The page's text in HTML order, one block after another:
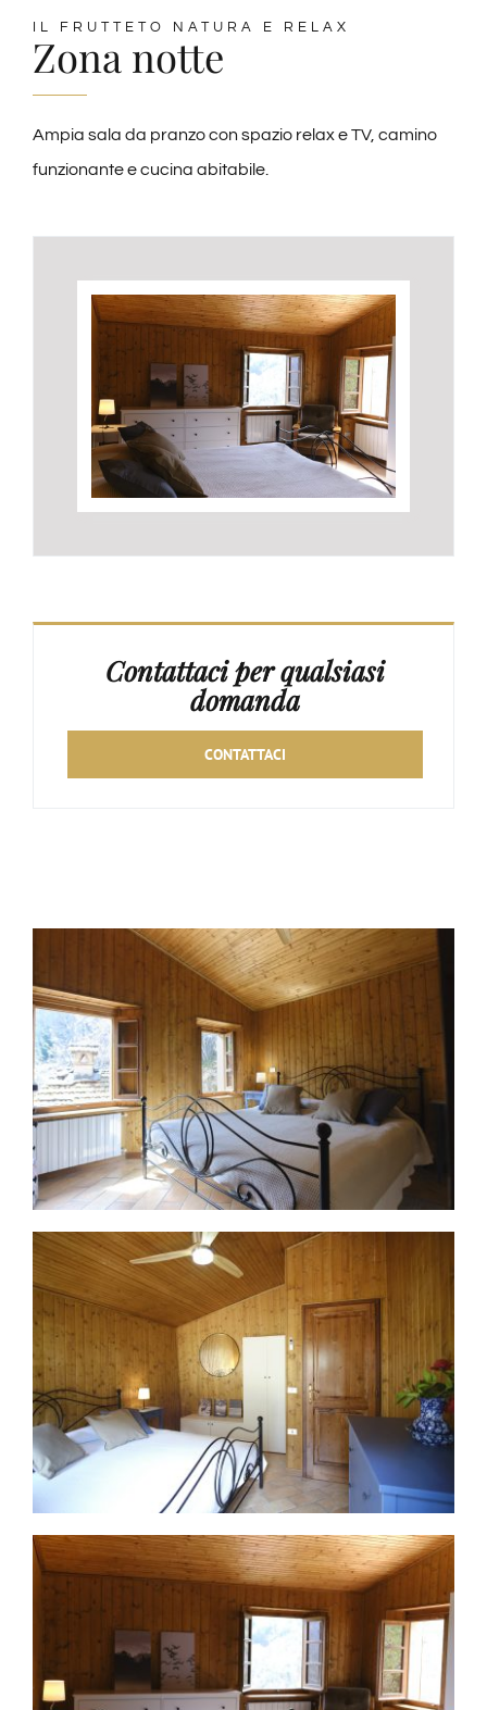
IL FRUTTETO NATURA E RELAX
Zona notte
Ampia sala da pranzo con spazio relax e TV, camino
funzionante e cucina abitabile.
Contattaci per qualsiasi
domanda
CONTATTACI